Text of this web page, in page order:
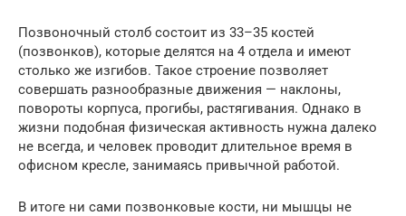
Позвоночный столб состоит из 33–35 костей
(позвонков), которые делятся на 4 отдела и имеют
столько же изгибов. Такое строение позволяет
совершать разнообразные движения — наклоны,
повороты корпуса, прогибы, растягивания. Однако в
жизни подобная физическая активность нужна далеко
не всегда, и человек проводит длительное время в
офисном кресле, занимаясь привычной работой.
В итоге ни сами позвонковые кости, ни мышцы не